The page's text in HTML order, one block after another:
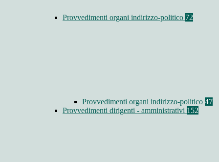
Provvedimenti organi indirizzo-politico 72
Provvedimenti organi indirizzo-politico 47
Provvedimenti dirigenti - amministrativi 152